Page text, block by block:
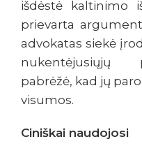
išdėstė kaltinimo
prievarta
advokatas siekė
nukentėjusiųjų
pabrėžė, kad jų
visumos.
Ciniškai naudojosi